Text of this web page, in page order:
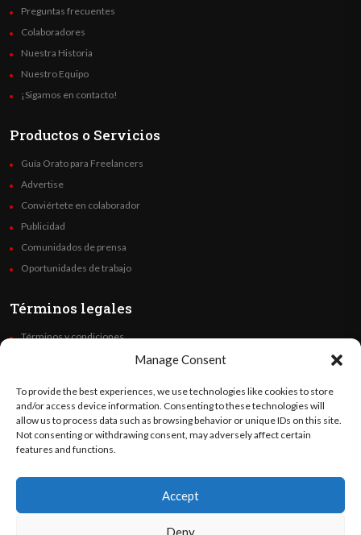
Manage Consent
To provide the best experiences, we use technologies like cookies to store
and/or access device information. Consenting to these technologies will
allow us to process data such as browsing behavior or unique IDs on this site.
Not consenting or withdrawing consent, may adversely affect certain
features and functions.
Accept
Deny
Preguntas frecuentes
Colaboradores
Nuestra Historia
Nuestro Equipo
¡Sigamos en contacto!
Productos o Servicios
Guía Orato para Freelancers
Advertise
Conviértete en colaborador
Publicidad
Comunidados de prensa
Oportunidades de trabajo
Términos legales
Términos y condiciones
Code of Ethics
Síguenos
©OratoWorld Media 2026. Todos los derechos reservados..